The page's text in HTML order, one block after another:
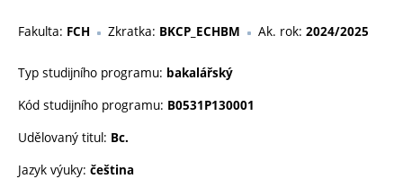
Fakulta: FCH Zkratka: BKCP_ECHBM Ak. rok: 2024/2025
Typ studijního programu: bakalářský
Kód studijního programu: B0531P130001
Udělovaný titul: Bc.
Jazyk výuky: čeština